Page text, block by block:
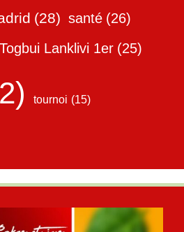
(28) santé (26)
Togbui Lanklivi 1er (25)
tournoi (15)